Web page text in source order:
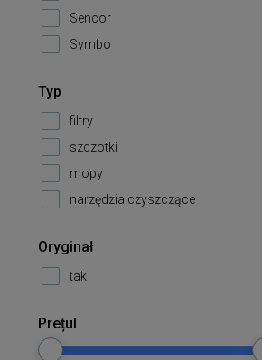
Sencor
Symbo
Typ
filtry
szczotki
mopy
narzędzia czyszczące
Oryginał
tak
Prețul